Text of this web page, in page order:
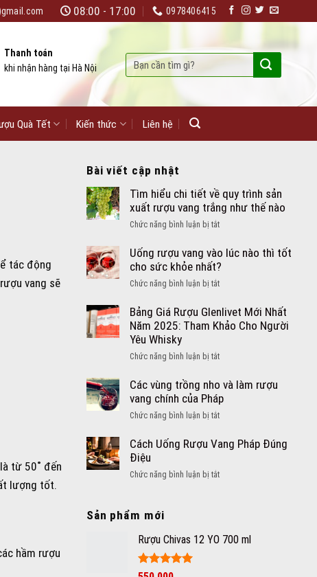
08:00 - 17:00 0978406415
Thanh toán
khi nhận hàng tại Hà Nội
Tìm
kiếm:
Quà Tết Kiến thức Liên hệ
tác động
vang sẽ
từ 50˚ đến
lượng tốt.
hầm rượu
Bài viết cập nhật
Tìm hiểu chi tiết về quy trình sản
xuất rượu vang trắng như thế nào
Chức năng bình luận bị tắtở
hiểu
chi
về
trình
sản
rượu
trắng
thế
nào
Uống rượu vang vào lúc nào thì tốt
cho sức khỏe nhất?
Chức năng bình luận bị tắtở
rượu
vang
nào
tốt
cho
sức
nhất?
Bảng Giá Rượu Glenlivet Mới Nhất
Năm 2025: Tham Khảo Cho Người
Yêu Whisky
Chức năng bình luận bị tắtở
Giá
Rượu
Mới
Năm
Tham
Whisky
Các vùng trồng nho và làm rượu
vang chính của Pháp
Chức năng bình luận bị tắtở
vùng
và
của
Cách Uống Rượu Vang Pháp Đúng
Điệu
Chức năng bình luận bị tắtở
Pháp
Sản phẩm mới
Rượu Chivas 12 YO 700 ml
Được xếp